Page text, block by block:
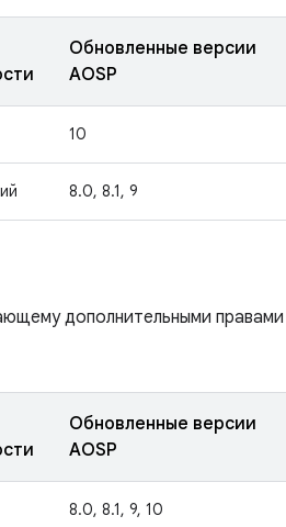
Обновленные версии
AOSP
10
8.0, 8.1, 9
дополнительными правами
Обновленные версии
AOSP
8.0, 8.1, 9, 10